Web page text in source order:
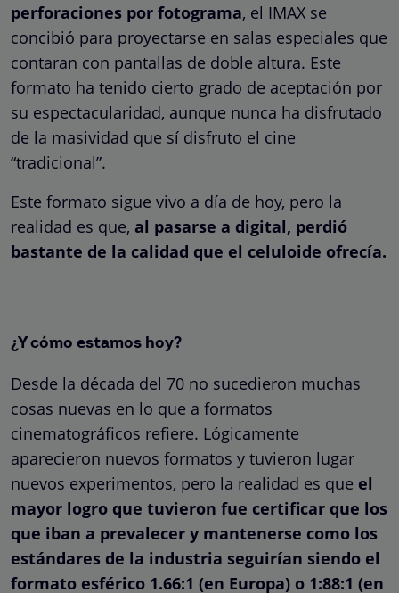
perforaciones por fotograma, el IMAX se
concibió para proyectarse en salas especiales que
contaran con pantallas de doble altura. Este
formato ha tenido cierto grado de aceptación por
su espectacularidad, aunque nunca ha disfrutado
de la masividad que sí disfruto el cine
“tradicional”.
Este formato sigue vivo a día de hoy, pero la
realidad es que, al pasarse a digital, perdió
bastante de la calidad que el celuloide ofrecía.
¿Y cómo estamos hoy?
Desde la década del 70 no sucedieron muchas
cosas nuevas en lo que a formatos
cinematográficos refiere. Lógicamente
aparecieron nuevos formatos y tuvieron lugar
nuevos experimentos, pero la realidad es que el
mayor logro que tuvieron fue certificar que los
que iban a prevalecer y mantenerse como los
estándares de la industria seguirían siendo el
formato esférico 1.66:1 (en Europa) o 1:88:1 (en